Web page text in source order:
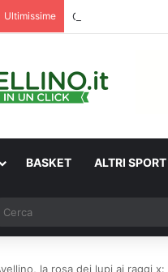
Ultimissime
BASKET ALTRI SPORT
la rosa dei lupi ai raggi